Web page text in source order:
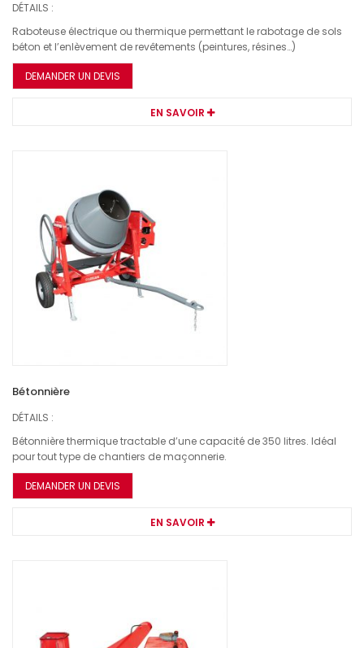
DÉTAILS :
Raboteuse électrique ou thermique permettant le rabotage de sols
béton et l’enlèvement de revêtements (peintures, résines…)
DEMANDER UN DEVIS
EN SAVOIR
Bétonnière
DÉTAILS :
Bétonnière thermique tractable d’une capacité de 350 litres. Idéal
pour tout type de chantiers de maçonnerie.
DEMANDER UN DEVIS
EN SAVOIR